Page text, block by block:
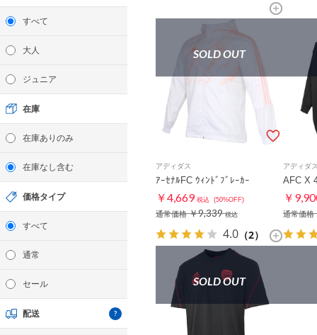
すべて
大人
ジュニア
在庫
在庫ありのみ
在庫なし含む
価格タイプ
すべて
通常
セール
配送
SOLD OUT
アディダス
ｱｰｾﾅﾙFC ｳｨﾝﾄﾞﾌﾞﾚｰｶｰ
￥4,669 税込 (50%OFF)
通常価格￥9,339 税込
4.0 （2）
アディダ
AFC X
￥
通常価格
SOLD OUT